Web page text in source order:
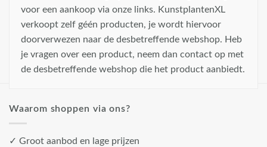
voor een aankoop via onze links. KunstplantenXL
verkoopt zelf géén producten, je wordt hiervoor
doorverwezen naar de desbetreffende webshop. Heb
je vragen over een product, neem dan contact op met
de desbetreffende webshop die het product aanbiedt.
Waarom shoppen via ons?
✓ Groot aanbod en lage prijzen